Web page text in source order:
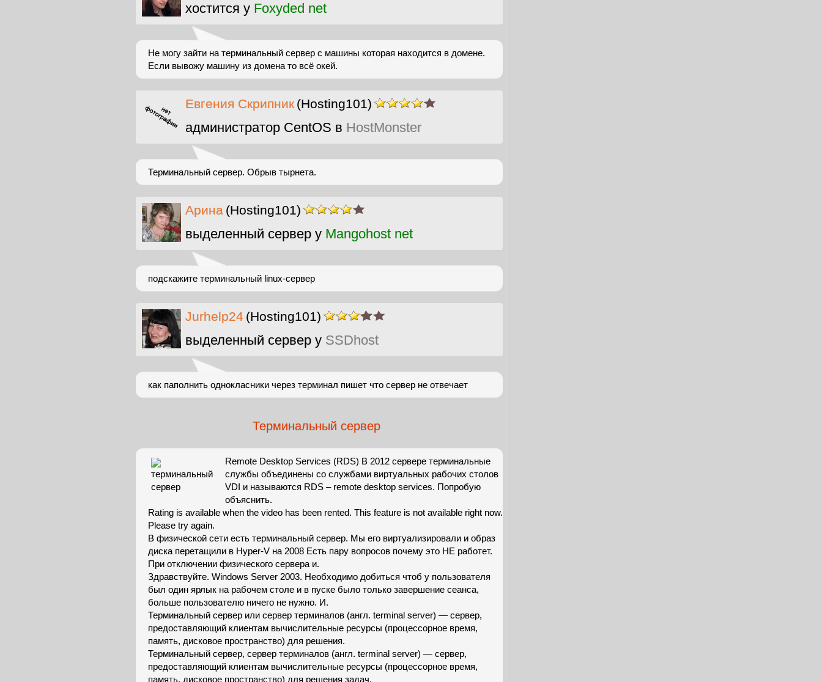
хостится у Foxyded net
Не могу зайти на терминальный сервер с машины которая находится в домене.
Если вывожу машину из домена то всё окей.
Евгения Скрипник (Hosting101)
администратор CentOS в HostMonster
Терминальный сервер. Обрыв тырнета.
Арина (Hosting101)
выделенный сервер у Mangohost net
подскажите терминальный linux-сервер
Jurhelp24 (Hosting101)
выделенный сервер у SSDhost
как паполнить однокласники через терминал пишет что сервер не отвечает
Терминальный сервер
Remote Desktop Services (RDS) В 2012 сервере терминальные
службы объединены со службами виртуальных рабочих столов
VDI и называются RDS – remote desktop services. Попробую
объяснить.
Rating is available when the video has been rented. This feature is not available right now.
Please try again.
В физической сети есть терминальный сервер. Мы его виртуализировали и образ
диска перетащили в Hyper-V на 2008 Есть пару вопросов почему это НЕ работет.
При отключении физического сервера и.
Здравствуйте. Windows Server 2003. Необходимо добиться чтоб у пользователя
был один ярлык на рабочем столе и в пуске было только завершение сеанса,
больше пользователю ничего не нужно. И.
Терминальный сервер или сервер терминалов (англ. terminal server) — сервер,
предоставляющий клиентам вычислительные ресурсы (процессорное время,
память, дисковое пространство) для решения.
Терминальный сервер, сервер терминалов (англ. terminal server) — сервер,
предоставляющий клиентам вычислительные ресурсы (процессорное время,
память, дисковое пространство) для решения задач.